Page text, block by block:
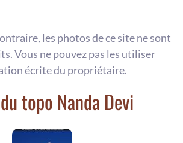
les photos de ce site ne sont
Vous ne pouvez pas les utiliser
écrite du propriétaire.
topo Nanda Devi